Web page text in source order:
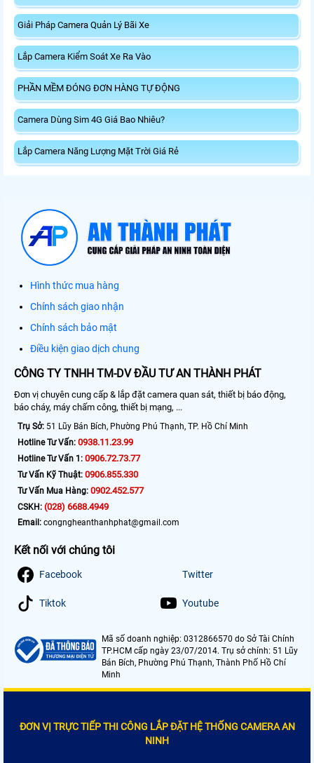
Giải Pháp Camera Quản Lý Bãi Xe
Lắp Camera Kiểm Soát Xe Ra Vào
PHẦN MỀM ĐÓNG ĐƠN HÀNG TỰ ĐỘNG
Camera Dùng Sim 4G Giá Bao Nhiêu?
Lắp Camera Năng Lượng Mặt Trời Giá Rẻ
Hình thức mua hàng
Chính sách giao nhận
Chính sách bảo mật
Điều kiện giao dịch chung
CÔNG TY TNHH TM-DV ĐẦU TƯ AN THÀNH PHÁT
Đơn vị chuyên cung cấp & lắp đặt camera quan sát, thiết bị báo động,
báo cháy, máy chấm công, thiết bị mạng, ...
Trụ Sở: 51 Lũy Bán Bích, Phường Phú Thạnh, TP. Hồ Chí Minh
Hotline Tư Vấn: 0938.11.23.99
Hotline Tư Vấn 1: 0906.72.73.77
Tư Vấn Kỹ Thuật: 0906.855.330
Tư Vấn Mua Hàng: 0902.452.577
CSKH: (028) 6688.4949
Email: congngheanthanhphat@gmail.com
Kết nối với chúng tôi
Facebook Twitter
Tiktok Youtube
Mã số doanh nghiệp: 0312866570 do Sở Tài Chính
TP.HCM cấp ngày 23/07/2014. Trụ sở chính: 51 Lũy
Bán Bích, Phường Phú Thạnh, Thành Phố Hồ Chí
Minh
ĐƠN VỊ TRỰC TIẾP THI CÔNG LẮP ĐẶT HỆ THỐNG CAMERA AN
NINH